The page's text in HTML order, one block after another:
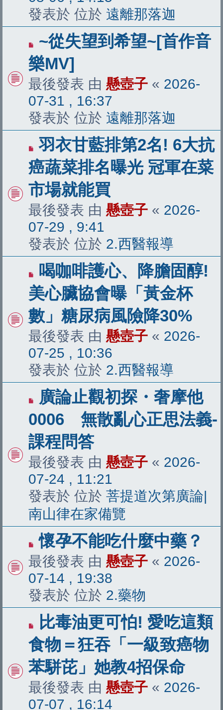
發表於 位於 遠離那落迦
有
新
文
章
~從失望到希望~[首作音
樂MV]
最後發表 由 懸壺子 « 2026-
07-31 , 16:37
發表於 位於 遠離那落迦
有
新
文
章
羽衣甘藍排第2名! 6大抗
癌蔬菜排名曝光 冠軍在菜
市場就能買
最後發表 由 懸壺子 « 2026-
07-29 , 9:41
發表於 位於 2.西醫報導
有
新
文
章
喝咖啡護心、降膽固醇!
美心臟協會曝「黃金杯
數」糖尿病風險降30%
最後發表 由 懸壺子 « 2026-
07-25 , 10:36
發表於 位於 2.西醫報導
有
新
文
章
廣論止觀初探・奢摩他
0006 無散亂心正思法義-
課程問答
最後發表 由 懸壺子 « 2026-
07-24 , 11:21
發表於 位於 菩提道次第廣論|
南山律在家備覽
有
新
文
章
懷孕不能吃什麼中藥？
最後發表 由 懸壺子 « 2026-
07-14 , 19:38
發表於 位於 2.藥物
有
新
文
章
比毒油更可怕! 愛吃這類
食物＝狂吞「一級致癌物
苯駢芘」她教4招保命
最後發表 由 懸壺子 « 2026-
07-07 , 16:14